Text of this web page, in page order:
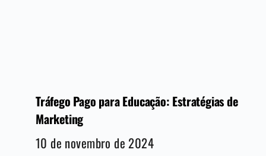
Tráfego Pago para Educação: Estratégias de
Marketing
10 de novembro de 2024